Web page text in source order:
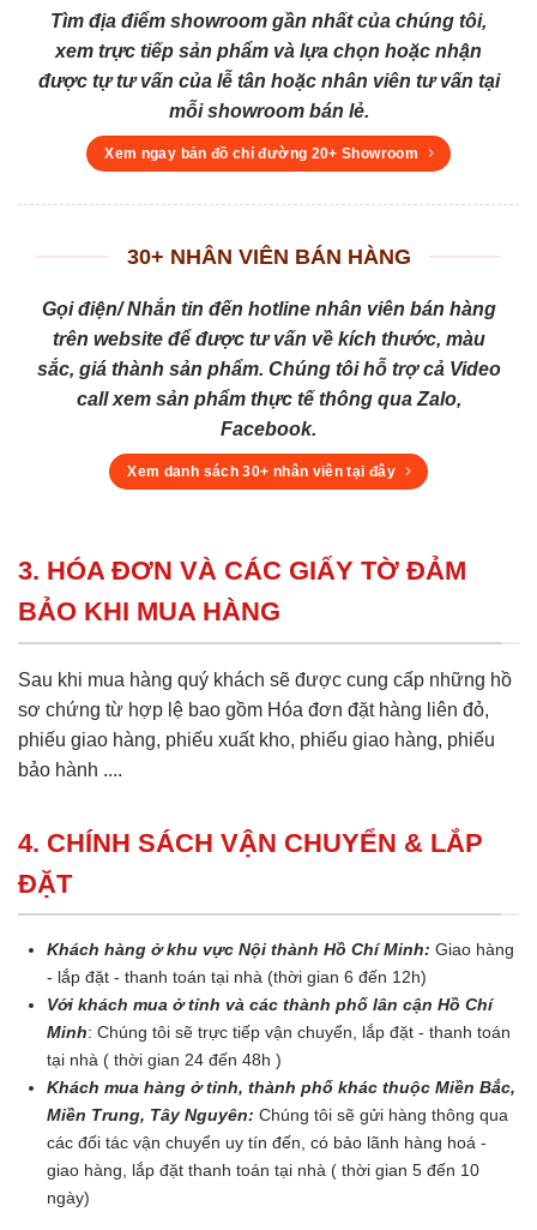
Tìm địa điểm showroom gần nhất của chúng tôi,
xem trực tiếp sản phẩm và lựa chọn hoặc nhận
được tự tư vấn của lễ tân hoặc nhân viên tư vấn tại
mỗi showroom bán lẻ.
Xem ngay bản đồ chỉ đường 20+ Showroom
30+ NHÂN VIÊN BÁN HÀNG
Gọi điện/ Nhắn tin đến hotline nhân viên bán hàng
trên website để được tư vấn về kích thước, màu
sắc, giá thành sản phẩm. Chúng tôi hỗ trợ cả Video
call xem sản phẩm thực tế thông qua Zalo,
Facebook.
Xem danh sách 30+ nhân viên tại đây
3. HÓA ĐƠN VÀ CÁC GIẤY TỜ ĐẢM
BẢO KHI MUA HÀNG
Sau khi mua hàng quý khách sẽ được cung cấp những hồ
sơ chứng từ hợp lệ bao gồm Hóa đơn đặt hàng liên đỏ,
phiếu giao hàng, phiếu xuất kho, phiếu giao hàng, phiếu
bảo hành ....
4. CHÍNH SÁCH VẬN CHUYỂN & LẮP
ĐẶT
Khách hàng ở khu vực Nội thành Hồ Chí Minh: Giao hàng
- lắp đặt - thanh toán tại nhà (thời gian 6 đến 12h)
Với khách mua ở tỉnh và các thành phố lân cận Hồ Chí
Minh: Chúng tôi sẽ trực tiếp vận chuyển, lắp đặt - thanh toán
tại nhà ( thời gian 24 đến 48h )
Khách mua hàng ở tỉnh, thành phố khác thuộc Miền Bắc,
Miền Trung, Tây Nguyên: Chúng tôi sẽ gửi hàng thông qua
các đối tác vận chuyển uy tín đến, có bảo lãnh hàng hoá -
giao hàng, lắp đặt thanh toán tại nhà ( thời gian 5 đến 10
ngày)